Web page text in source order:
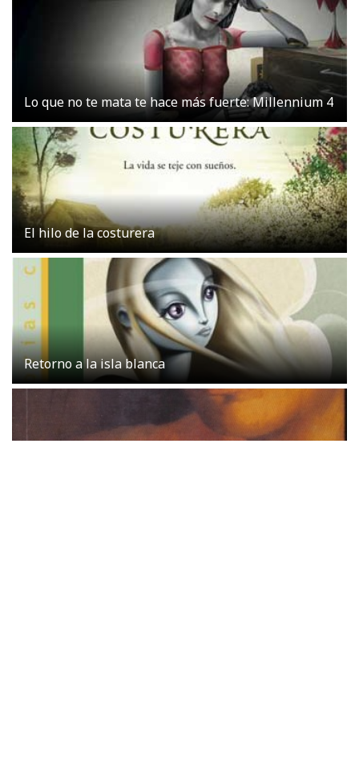
Lo que no te mata te hace más fuerte: Millennium 4
El hilo de la costurera
Retorno a la isla blanca